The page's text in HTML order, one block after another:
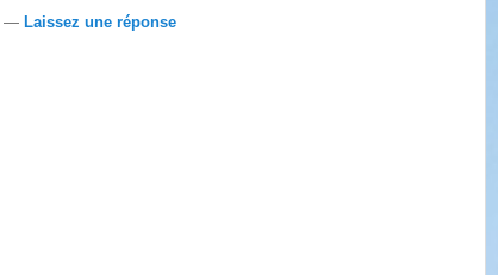
— Laissez une réponse